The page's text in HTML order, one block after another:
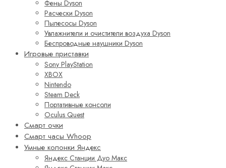
Фены Dyson
Расчески Dyson
Пылесосы Dyson
Увлажнители и очистители воздуха Dyson
Беспроводные наушники Dyson
Игровые приставки
Sony PlayStation
XBOX
Nintendo
Steam Deck
Портативные консоли
Oculus Quest
Смарт очки
Смарт часы Whoop
Умные колонки Яндекс
Яндекс Станции Дуо Макс